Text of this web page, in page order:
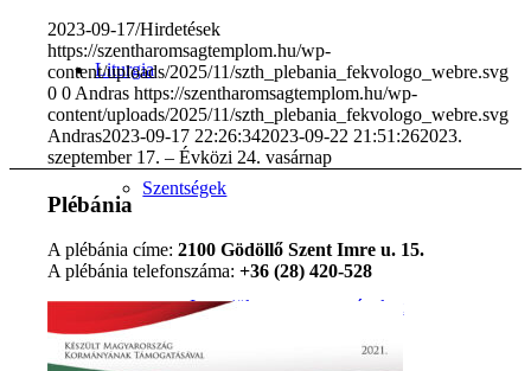
Liturgia
Szentségek
Ismerjük meg a szentségeket
2023-09-17/Hirdetések
https://szentharomsagtemplom.hu/wp-
content/uploads/2025/11/szth_plebania_fekvologo_webre.svg
0 0 Andras https://szentharomsagtemplom.hu/wp-
content/uploads/2025/11/szth_plebania_fekvologo_webre.svg
Andras2023-09-17 22:26:342023-09-22 21:51:262023.
szeptember 17. – Évközi 24. vasárnap
Plébánia
A plébánia címe:2100 Gödöllő Szent Imre u. 15.
A plébánia telefonszáma:+36 (28) 420-528